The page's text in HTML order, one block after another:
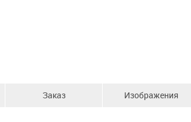
Заказ Изображения